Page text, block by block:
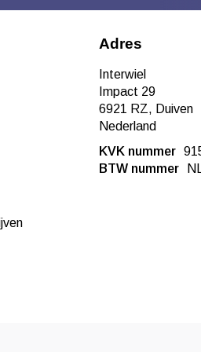
Adres
Interwiel
Impact 29
6921 RZ, Duiven
Nederland
KVK nummer
BTW nummer